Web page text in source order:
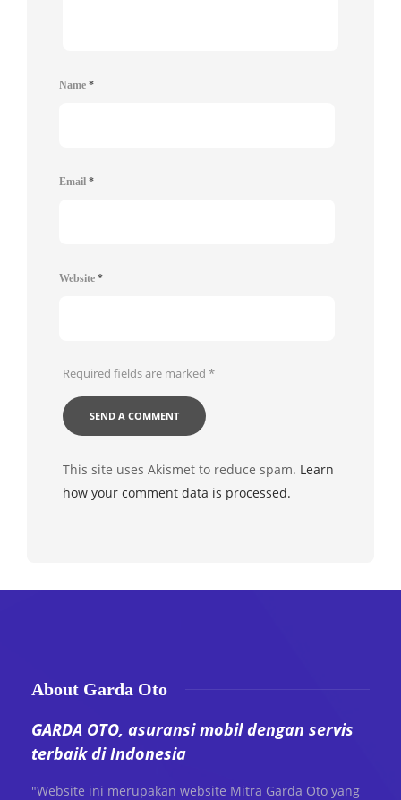
Name *
Email *
Website *
Required fields are marked *
This site uses Akismet to reduce spam. Learn
how your comment data is processed.
About Garda Oto
GARDA OTO, asuransi mobil dengan servis
terbaik di Indonesia
"Website ini merupakan website Mitra Garda Oto yang